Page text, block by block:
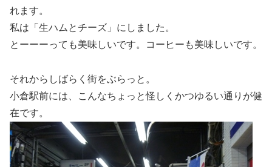
れます。
私は「生ハムとチーズ」にしました。
とーーーっても美味しいです。コーヒーも美味しいです。
それからしばらく街をぶらっと。
小倉駅前には、こんなちょっと怪しくかつゆるい通りが健
在です。